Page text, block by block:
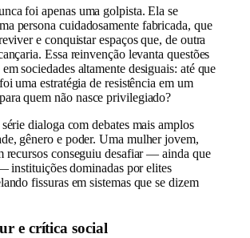
foi apenas uma golpista. Ela se
persona cuidadosamente fabricada, que
e conquistar espaços que, de outra
Essa reinvenção levanta questões
sociedades altamente desiguais: até que
uma estratégia de resistência em um
quem não nasce privilegiado?
dialoga com debates mais amplos
gênero e poder. Uma mulher jovem,
recursos conseguiu desafiar — ainda que
instituições dominadas por elites
fissuras em sistemas que se dizem
e crítica social